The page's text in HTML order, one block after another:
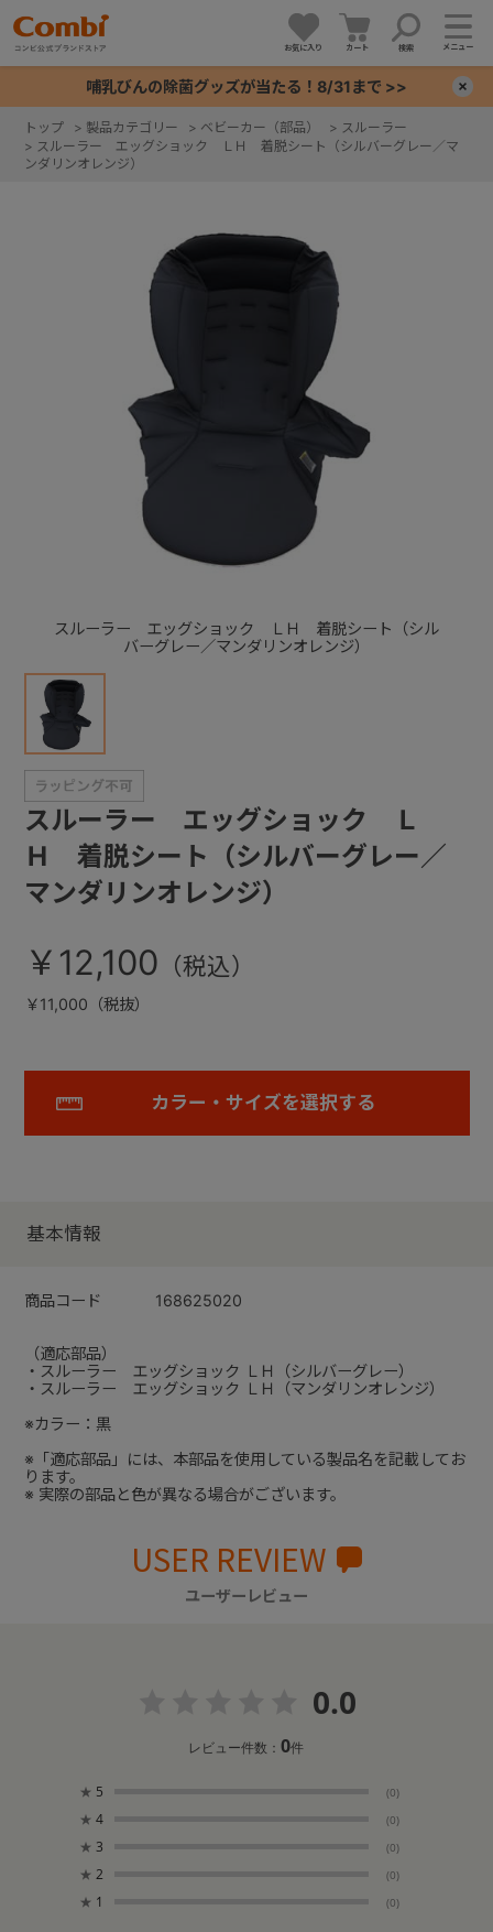
お気に入り カート 検索 メニュー
哺乳びんの除菌グッズが当たる！8/31まで >>
トップ > 製品カテゴリー > ベビーカー（部品） > スルーラー
> スルーラー エッグショック ＬＨ 着脱シート（シルバーグレー／マ
ンダリンオレンジ）
スルーラー エッグショック ＬＨ 着脱シート（シル
バーグレー／マンダリンオレンジ）
スルーラー エッグショック Ｌ
Ｈ 着脱シート（シルバーグレー／
マンダリンオレンジ）
￥12,100
￥11,000（税抜）
カラー・サイズを選択する
基本情報
商品コード 168625020
（適応部品）
・スルーラー エッグショック ＬＨ（シルバーグレー）
・スルーラー エッグショック ＬＨ（マンダリンオレンジ）
※カラー：黒
※「適応部品」には、本部品を使用している製品名を記載してお
ります。
※ 実際の部品と色が異なる場合がございます。
USER REVIEW
ユーザーレビュー
0.0
レビュー件数：0件
★ 5 (0)
★ 4 (0)
★ 3 (0)
★ 2 (0)
★ 1 (0)